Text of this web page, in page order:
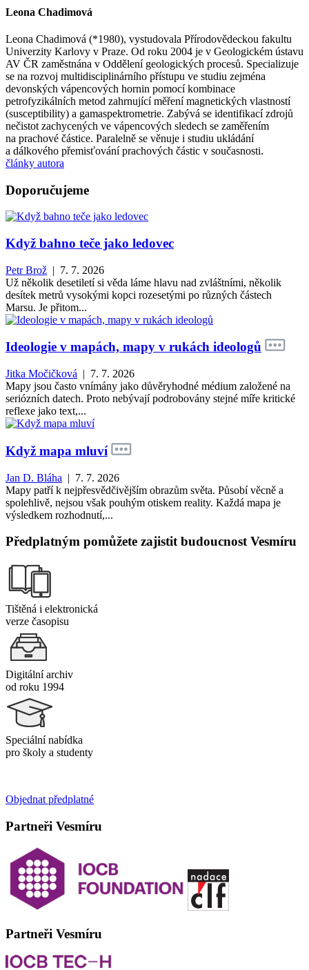
Leona Chadimová
Leona Chadimová (*1980), vystudovala Přírodovědeckou fakultu
Univerzity Karlovy v Praze. Od roku 2004 je v Geologickém ústavu
AV ČR zaměstnána v Oddělení geologických procesů. Specializuje
se na rozvoj multidisciplinárního přístupu ve studiu zejména
devonských vápencových hornin pomocí kombinace
petrofyzikálních metod zahrnující měření magnetických vlastností
(susceptibility) a gamaspektrometrie. Zabývá se identifikací zdrojů
nečistot zachycených ve vápencových sledech se zaměřením
na prachové částice. Paralelně se věnuje i studiu ukládání
a dálkového přemisťování prachových částic v současnosti.
články autora
Doporučujeme
Když bahno teče jako ledovec
Petr Brož | 7. 7. 2026
Už několik desetiletí si věda láme hlavu nad zvláštními, několik
desítek metrů vysokými kopci rozesetými po různých částech
Marsu. Je přitom...
Ideologie v mapách, mapy v rukách ideologů
Jitka Močičková | 7. 7. 2026
Mapy jsou často vnímány jako důvěryhodné médium založené na
seriózních datech. Proto nebývají podrobovány stejné míře kritické
reflexe jako text,...
Když mapa mluví
Jan D. Bláha | 7. 7. 2026
Mapy patří k nejpřesvědčivějším obrazům světa. Působí věcně a
spolehlivě, nejsou však pouhým otiskem reality. Každá mapa je
výsledkem rozhodnutí,...
Předplatným pomůžete zajistit budoucnost Vesmíru
Tištěná i elektronická
verze časopisu
Digitální archiv
od roku 1994
Speciální nabídka
pro školy a studenty
Objednat předplatné
Partneři Vesmíru
Partneři Vesmíru